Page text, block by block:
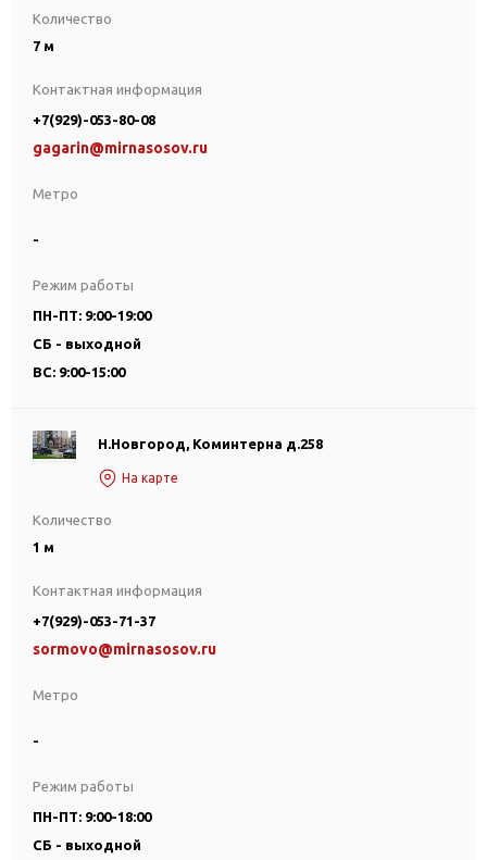
Количество
7 м
Метро
-
Контактная информация
+7(929)-053-80-08
gagarin@mirnasosov.ru
Режим работы
ПН-ПТ: 9:00-19:00
СБ - выходной
ВС: 9:00-15:00
Н.Новгород, Коминтерна д.258
На карте
Количество
1 м
Метро
-
Контактная информация
+7(929)-053-71-37
sormovo@mirnasosov.ru
Режим работы
ПН-ПТ: 9:00-18:00
СБ - выходной